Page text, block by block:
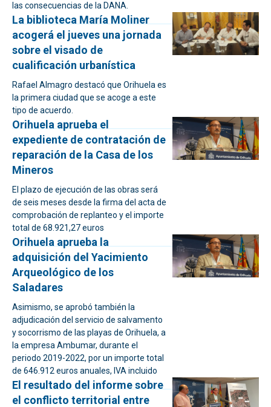
las consecuencias de la DANA.
La biblioteca María Moliner
acogerá el jueves una jornada
sobre el visado de
cualificación urbanística
Rafael Almagro destacó que Orihuela es
la primera ciudad que se acoge a este
tipo de acuerdo.
Orihuela aprueba el
expediente de contratación de
reparación de la Casa de los
Mineros
El plazo de ejecución de las obras será
de seis meses desde la firma del acta de
comprobación de replanteo y el importe
total de 68.921,27 euros
Orihuela aprueba la
adquisición del Yacimiento
Arqueológico de los
Saladares
Asimismo, se aprobó también la
adjudicación del servicio de salvamento
y socorrismo de las playas de Orihuela, a
la empresa Ambumar, durante el
periodo 2019-2022, por un importe total
de 646.912 euros anuales, IVA incluido
El resultado del informe sobre
el conflicto territorial entre